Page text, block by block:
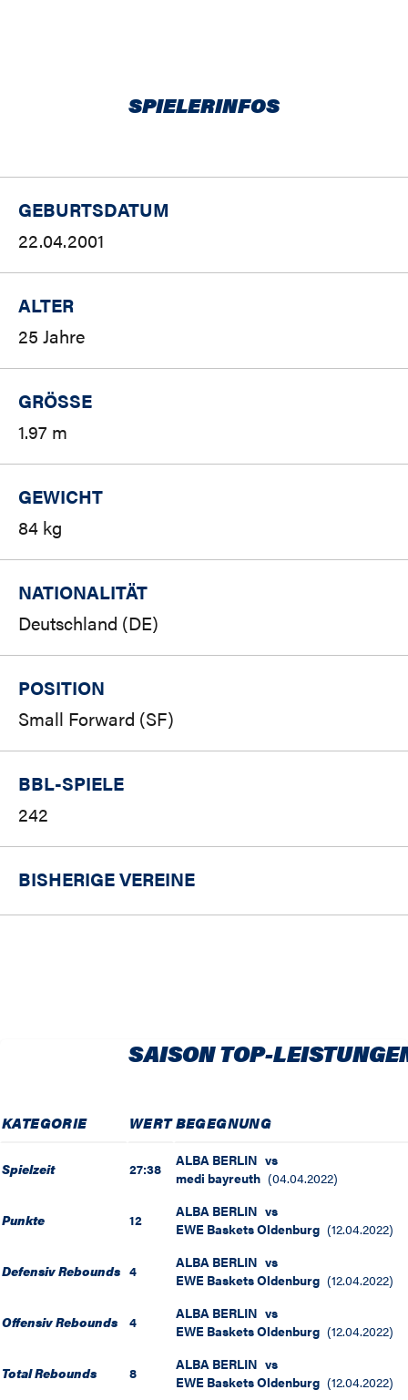
SPIELERINFOS
GEBURTSDATUM
22.04.2001
ALTER
25 Jahre
GRÖSSE
1.97 m
GEWICHT
84 kg
NATIONALITÄT
Deutschland (DE)
POSITION
Small Forward (SF)
BBL-SPIELE
242
BISHERIGE VEREINE
SAISON TOP-
KATEGORIE WERTBEGEGNUNG
Spielzeit 27:38 ALBA BERLIN vs
medi bayreuth (04.04.2022)
Punkte 12 ALBA BERLIN vs
EWE Baskets Oldenburg (12.04.2022)
Defensiv Rebounds 4 ALBA BERLIN vs
EWE Baskets Oldenburg (12.04.2022)
Offensiv Rebounds 4 ALBA BERLIN vs
EWE Baskets Oldenburg (12.04.2022)
Total Rebounds 8 ALBA BERLIN vs
EWE Baskets Oldenburg (12.04.2022)